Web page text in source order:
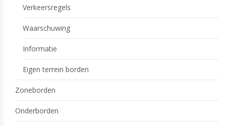
Verkeersregels
Waarschuwing
Informatie
Eigen terrein borden
Zoneborden
Onderborden